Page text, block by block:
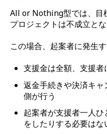
All or Nothing型では、目
プロジェクトは不成立とな
この場合、起案者に発生
支援金は全額、支援者
返金手続きや決済キ
側が行う
起案者が支援者一人
をしたりする必要はな